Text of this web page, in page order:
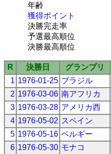
年齢
獲得ポイント
決勝完走率
予選最高順位
決勝最高順位
R 決勝日 グランプリ
1 1976-01-25 ブラジル
2 1976-03-06 南アフリカ
3 1976-03-28 アメリカ西
4 1976-05-02 スペイン
5 1976-05-16 ベルギー
6 1976-05-30 モナコ